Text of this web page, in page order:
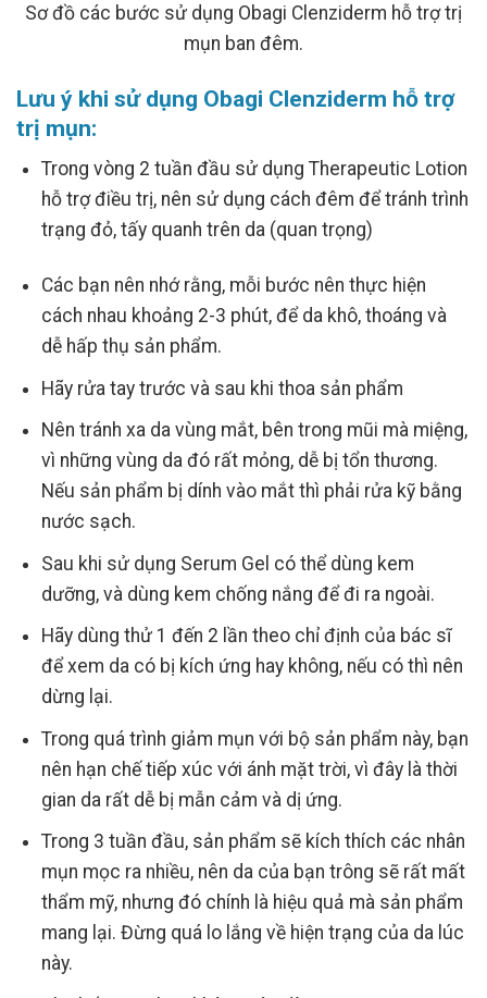
Sơ đồ các bước sử dụng Obagi Clenziderm hỗ trợ trị
mụn ban đêm.
Lưu ý khi sử dụng Obagi Clenziderm hỗ trợ
trị mụn:
Trong vòng 2 tuần đầu sử dụng Therapeutic Lotion
hỗ trợ điều trị, nên sử dụng cách đêm để tránh trình
trạng đỏ, tấy quanh trên da (quan trọng)
Các bạn nên nhớ rằng, mỗi bước nên thực hiện
cách nhau khoảng 2-3 phút, để da khô, thoáng và
dễ hấp thụ sản phẩm.
Hãy rửa tay trước và sau khi thoa sản phẩm
Nên tránh xa da vùng mắt, bên trong mũi mà miệng,
vì những vùng da đó rất mỏng, dễ bị tổn thương.
Nếu sản phẩm bị dính vào mắt thì phải rửa kỹ bằng
nước sạch.
Sau khi sử dụng Serum Gel có thể dùng kem
dưỡng, và dùng kem chống nắng để đi ra ngoài.
Hãy dùng thử 1 đến 2 lần theo chỉ định của bác sĩ
để xem da có bị kích ứng hay không, nếu có thì nên
dừng lại.
Trong quá trình giảm mụn với bộ sản phẩm này, bạn
nên hạn chế tiếp xúc với ánh mặt trời, vì đây là thời
gian da rất dễ bị mẫn cảm và dị ứng.
Trong 3 tuần đầu, sản phẩm sẽ kích thích các nhân
mụn mọc ra nhiều, nên da của bạn trông sẽ rất mất
thẩm mỹ, nhưng đó chính là hiệu quả mà sản phẩm
mang lại. Đừng quá lo lắng về hiện trạng của da lúc
này.